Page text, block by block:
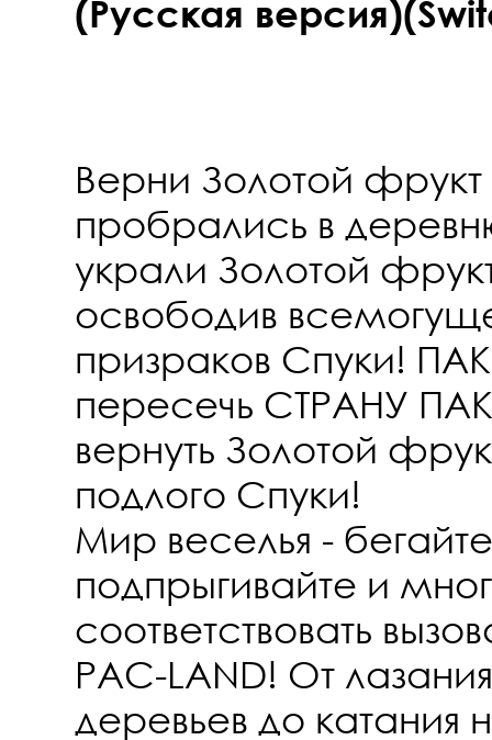
(Русская
Верни Золотой
пробрались в
украли Золотой
освободив
призраков Спуки!
пересечь СТРАНУ
вернуть Золотой
подлого Спуки!
Мир веселья -
подпрыгивайте и
соответствовать
PAC-LAND! От
деревьев до катания